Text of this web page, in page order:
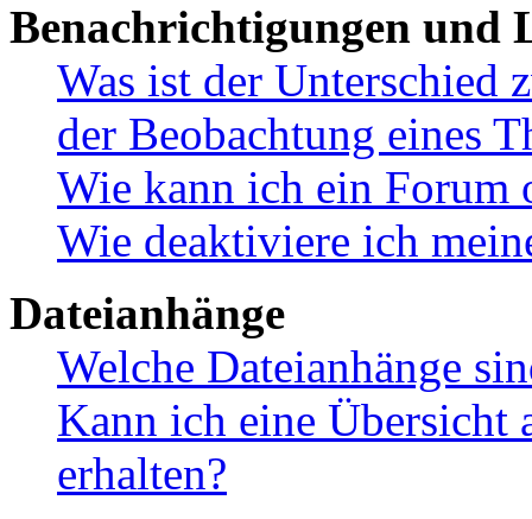
Benachrichtigungen und
Was ist der Unterschied
der Beobachtung eines
Wie kann ich ein Forum
Wie deaktiviere ich
Dateianhänge
Welche Dateianhänge
Kann ich eine Übersicht
erhalten?